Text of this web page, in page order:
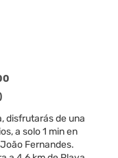
disfrutarás de una
a solo 1 min en
Fernandes.